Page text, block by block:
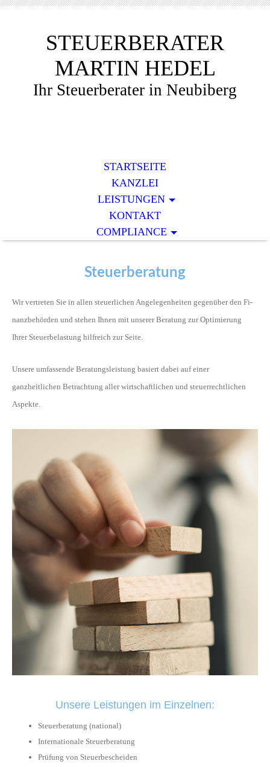
STEUERBERATER
MARTIN HEDEL
Ihr Steuerberater in Neubiberg
STARTSEITE
KANZLEI
LEISTUNGEN
KONTAKT
COMPLIANCE
Steuerberatung
Wir vertreten Sie in allen steuerlichen Angelegenheiten gegenüber den Fi­
nanz­be­hör­den und stehen Ihnen mit unserer Beratung zur Optimierung
Ihrer Steuerbelastung hilfreich zur Seite.
Unsere umfassende Beratungsleistung basiert dabei auf einer
ganzheitlichen Betrachtung aller wirtschaftlichen und steuerrechtlichen
Aspekte.
Unsere Leistungen im Einzelnen:
Steuerberatung (national)
Internationale Steuerberatung
Prüfung von Steuerbescheiden